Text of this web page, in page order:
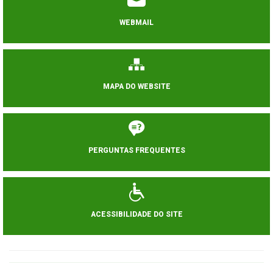
WEBMAIL
MAPA DO WEBSITE
PERGUNTAS FREQUENTES
ACESSIBILIDADE DO SITE